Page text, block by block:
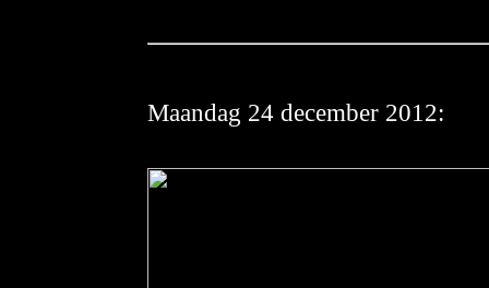
Maandag 24 december 2012: